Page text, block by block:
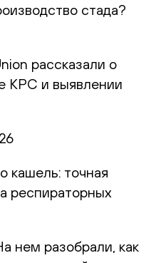
стада?
рассказали о
КРС и выявлении
кашель: точная
респираторных
нем разобрали, как